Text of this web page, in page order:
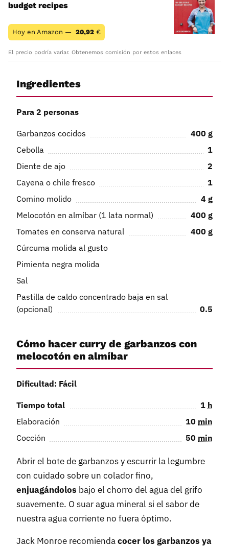
budget recipes
Hoy en Amazon — 20,92 €
El precio podría variar. Obtenemos comisión por estos enlaces
Ingredientes
Para 2 personas
Garbanzos cocidos 400 g
Cebolla
1
Diente de ajo
2
Cayena o chile fresco
1
Comino molido
4 g
Melocotón en almíbar (1 lata normal)
400 g
Tomates en conserva natural
400 g
Cúrcuma molida al gusto
Pimienta negra molida
Sal
Pastilla de caldo concentrado baja en sal
(opcional)
0.5
Cómo hacer curry de garbanzos con
melocotón en almíbar
Dificultad: Fácil
Tiempo total 1 h
Elaboración
10 min
Cocción
50 min
Abrir el bote de garbanzos y escurrir la legumbre
con cuidado sobre un colador fino,
enjuagándolos bajo el chorro del agua del grifo
suavemente. O suar agua mineral si el sabor de
nuestra agua corriente no fuera óptimo.
Jack Monroe recomiendacocer los garbanzos ya